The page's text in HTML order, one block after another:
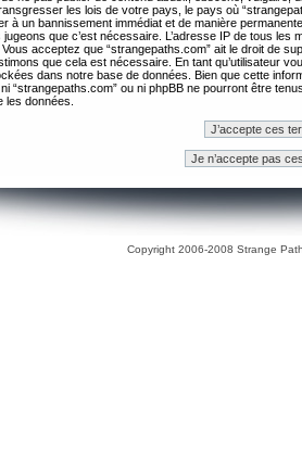
les lois de votre pays, le pays où
à un bannissement immédiat et de manière
jugeons que c’est nécessaire. L’adresse IP de tous
acceptez que “strangepaths.com” ait le droit de
que cela est nécessaire. En tant qu’utilisateur
dans notre base de données. Bien que cette
“strangepaths.com” ou ni phpBB ne pourront être
les données.
Copyright 2006-2008 Strange